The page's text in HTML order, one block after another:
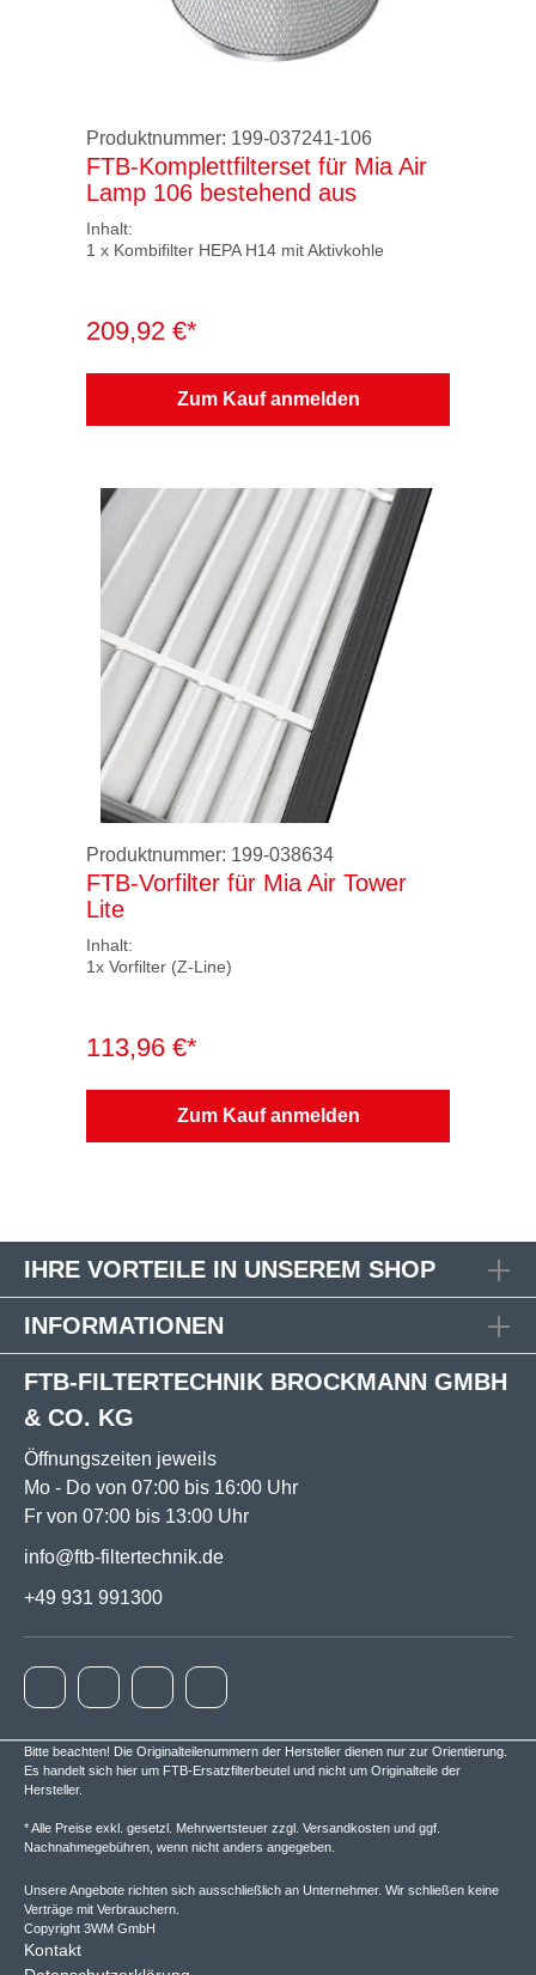
Produktnummer: 199-037241-106
FTB-Komplettfilterset für Mia Air
Lamp 106 bestehend aus
Inhalt:
1 x Kombifilter HEPA H14 mit Aktivkohle
209,92 €*
Zum Kauf anmelden
Produktnummer: 199-038634
FTB-Vorfilter für Mia Air Tower
Lite
Inhalt:
1x Vorfilter (Z-Line)
113,96 €*
Zum Kauf anmelden
IHRE VORTEILE IN UNSEREM SHOP
INFORMATIONEN
FTB-FILTERTECHNIK BROCKMANN GMBH
& CO. KG
Öffnungszeiten jeweils
Mo - Do von 07:00 bis 16:00 Uhr
Fr von 07:00 bis 13:00 Uhr
info@ftb-filtertechnik.de
+49 931 991300
Bitte beachten! Die Originalteilenummern der Hersteller dienen nur zur Orientierung.
Es handelt sich hier um FTB-Ersatzfilterbeutel und nicht um Originalteile der
Hersteller.
* Alle Preise exkl. gesetzl. Mehrwertsteuer zzgl. Versandkosten und ggf.
Nachnahmegebühren, wenn nicht anders angegeben.
Unsere Angebote richten sich ausschließlich an Unternehmer. Wir schließen keine
Verträge mit Verbrauchern.
Copyright 3WM GmbH
Kontakt